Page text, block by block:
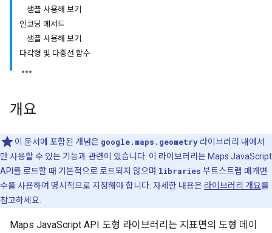
샘플 사용해 보기
인코딩 메서드
샘플 사용해 보기
다각형 및 다중선 함수
개요
이 문서에 포함된 개념은 google.maps.geometry 라이브러리 내에서
만 사용할 수 있는 기능과 관련이 있습니다. 이 라이브러리는 Maps JavaScript
API를 로드할 때 기본적으로 로드되지 않으며 libraries 부트스트랩 매개변
수를 사용하여 명시적으로 지정해야 합니다. 자세한 내용은 라이브러리 개요를
참고하세요.
Maps JavaScript API 도형 라이브러리는 지표면의 도형 데이